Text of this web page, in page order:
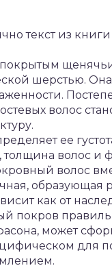
текст из
шерстью.
волос
ее
толщина волос и
волос
как от
покров
может
для